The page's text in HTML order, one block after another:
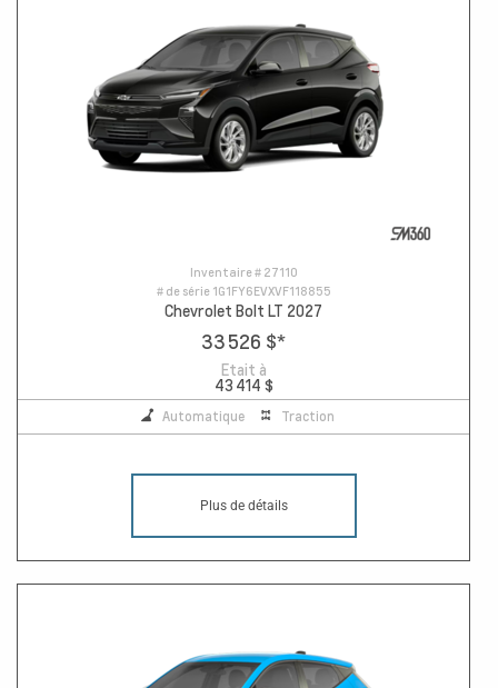
Inventaire # 27110
# de série 1G1FY6EVXVF118855
Chevrolet Bolt LT 2027
33 526 $*
Etait à
43 414 $
Automatique Traction
Plus de détails